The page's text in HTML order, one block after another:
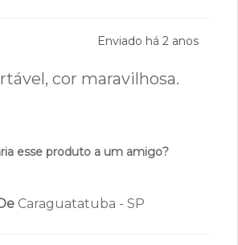
Enviado há 2 anos
cor maravilhosa.
esse produto a um amigo?
Caraguatatuba - SP